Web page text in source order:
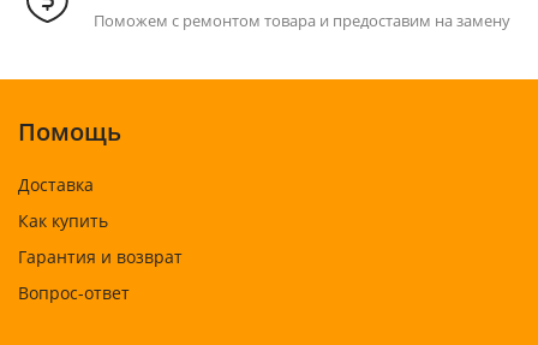
Поможем с ремонтом товара и предоставим на замену
Помощь
Доставка
Как купить
Гарантия и возврат
Вопрос-ответ